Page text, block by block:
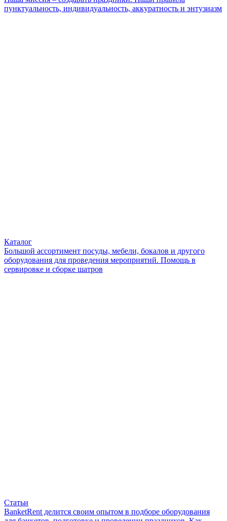
пунктуальность, индивидуальность, аккуратность и энтузиазм
Каталог
Большой ассортимент посуды, мебели, бокалов и другого
оборудования для проведения мероприятий. Помощь в
сервировке и сборке шатров
Статьи
BanketRent делится своим опытом в подборе оборудования